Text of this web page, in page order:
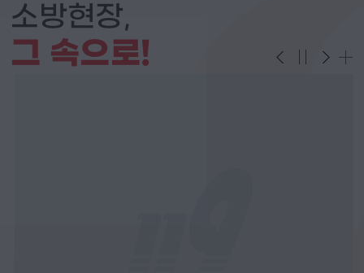
소방현장,
그 속으로!